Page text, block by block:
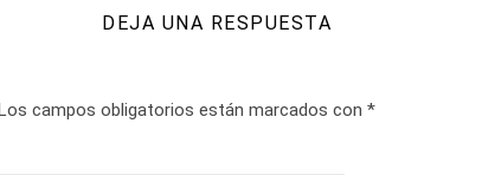
DEJA UNA RESPUESTA
campos obligatorios están marcados con *